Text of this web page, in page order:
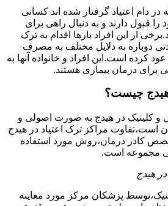
در دام اعتیاد گرفتار شده اند کسانی
را قبول دارند و به دنبال راهی برای
از این افراد بارها اقدام به ترک
دوباره به دلایل مختلف به مصرف
عود کرده است.این افراد و خانواده آنها به
درمان بیماری هستند.
هیدج چیست؟
و کلینیک در هیدج به صورت اصولی و
است،تفاوت مراکز ترک اعتیاد در هیدج
کادر درمان،روش مورد استفاده
مجموعه است.
هیدج
پزشکان مرکز مورد معاینه